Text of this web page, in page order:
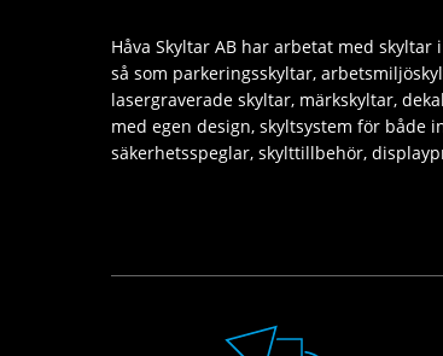
Håva Skyltar AB har arbetat med
så som parkeringsskyltar,
lasergraverade skyltar, märkskyltar,
med egen design, skyltsystem för både
säkerhetsspeglar, skylttillbehör,